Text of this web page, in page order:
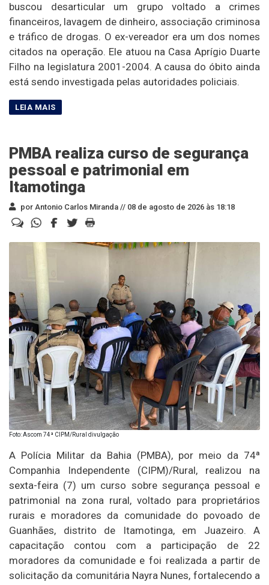
buscou desarticular um grupo voltado a crimes
financeiros, lavagem de dinheiro, associação criminosa
e tráfico de drogas. O ex-vereador era um dos nomes
citados na operação. Ele atuou na Casa Aprígio Duarte
Filho na legislatura 2001-2004. A causa do óbito ainda
está sendo investigada pelas autoridades policiais.
PMBA realiza curso de segurança
pessoal e patrimonial em
Itamotinga
por Antonio Carlos Miranda // 08 de agosto de 2026 às 18:18
Foto: Ascom 74ª CIPM/Rural divulgação
A Polícia Militar da Bahia (PMBA), por meio da 74ª
Companhia Independente (CIPM)/Rural, realizou na
sexta-feira (7) um curso sobre segurança pessoal e
patrimonial na zona rural, voltado para proprietários
rurais e moradores da comunidade do povoado de
Guanhães, distrito de Itamotinga, em Juazeiro. A
capacitação contou com a participação de 22
moradores da comunidade e foi realizada a partir de
solicitação da comunitária Nayra Nunes, fortalecendo a